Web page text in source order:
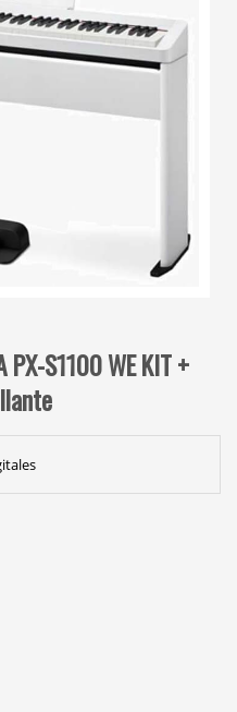
S1100 WE KIT +